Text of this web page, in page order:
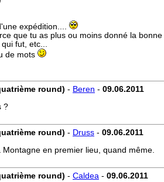
expédition....
que tu as plus ou moins donné la bonne
qui fut, etc...
de mots
round) - Beren - 09.06.2011
?
round) - Druss - 09.06.2011
Montagne en premier lieu, quand même.
round) - Caldea - 09.06.2011